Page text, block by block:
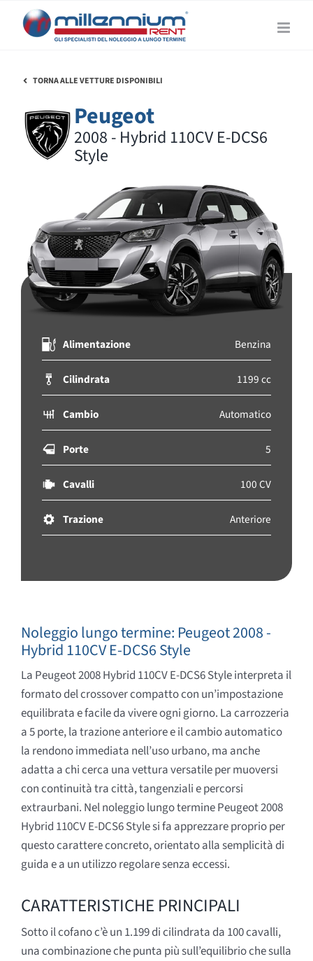
TORNA ALLE VETTURE DISPONIBILI
Peugeot
2008 - Hybrid 110CV E-DCS6
Style
Alimentazione Benzina
Cilindrata 1199 cc
Cambio Automatico
Porte 5
Cavalli 100 CV
Trazione Anteriore
Noleggio lungo termine: Peugeot 2008 -
Hybrid 110CV E-DCS6 Style
La Peugeot 2008 Hybrid 110CV E-DCS6 Style interpreta il
formato del crossover compatto con un’impostazione
equilibrata e facile da vivere ogni giorno. La carrozzeria
a 5 porte, la trazione anteriore e il cambio automatico
la rendono immediata nell’uso urbano, ma anche
adatta a chi cerca una vettura versatile per muoversi
con continuità tra città, tangenziali e percorsi
extraurbani. Nel noleggio lungo termine Peugeot 2008
Hybrid 110CV E-DCS6 Style si fa apprezzare proprio per
questo carattere concreto, orientato alla semplicità di
guida e a un utilizzo regolare senza eccessi.
CARATTERISTICHE PRINCIPALI
Sotto il cofano c’è un 1.199 di cilindrata da 100 cavalli,
una combinazione che punta più sull’equilibrio che sulla